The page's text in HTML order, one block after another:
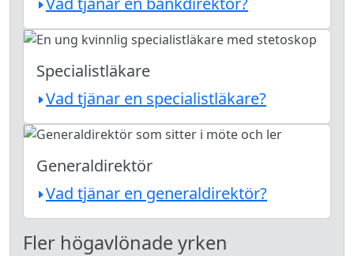
Specialistläkare
Vad tjänar en specialistläkare?
Generaldirektör
Vad tjänar en generaldirektör?
Fler högavlönade yrken